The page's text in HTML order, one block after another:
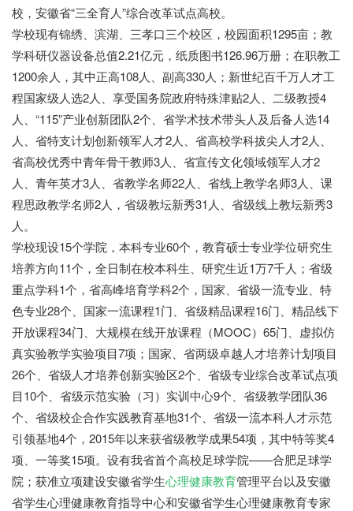
校，安徽省“三全育人”综合改革试点高校。
学校现有锦绣、滨湖、三孝口三个校区，校园面积1295亩；教
学科研仪器设备总值2.21亿元，纸质图书126.96万册；在职教工
1200余人，其中正高108人、副高330人；新世纪百千万人才工
程国家级人选2人、享受国务院政府特殊津贴2人、二级教授4
人、“115”产业创新团队2个、省学术技术带头人及后备人选14
人、省特支计划创新领军人才2人、省高校学科拔尖人才2人、
省高校优秀中青年骨干教师3人、省宣传文化领域领军人才2
人、青年英才3人、省教学名师22人、省线上教学名师3人、课
程思政教学名师2人，省级教坛新秀31人、省级线上教坛新秀3
人。
学校现设15个学院，本科专业60个，教育硕士专业学位研究生
培养方向11个，全日制在校本科生、研究生近1万7千人；省级
重点学科1个，省高峰培育学科2个，国家、省级一流专业、特
色专业28个、国家一流课程1门、省级精品课程16门、精品线下
开放课程34门、大规模在线开放课程（MOOC）65门、虚拟仿
真实验教学实验项目7项；国家、省两级卓越人才培养计划项目
26个、省级人才培养创新实验区2个、省级专业综合改革试点项
目10个、省级示范实验（习）实训中心9个、省级教学团队36
个、省级校企合作实践教育基地31个、省级一流本科人才示范
引领基地4个，2015年以来获省级教学成果54项，其中特等奖4
项、一等奖15项。设有我省首个高校足球学院——合肥足球学
院；获准立项建设安徽省学生心理健康教育管理平台以及安徽
省学生心理健康教育指导中心和安徽省学生心理健康教育专家